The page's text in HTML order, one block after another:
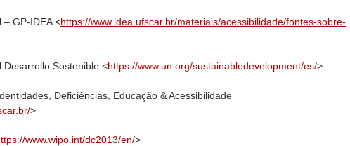
– GP-IDEA <https://www.idea.ufscar.br/materiais/acessibilidade/fontes-sobre-
Sostenible <https://www.un.org/sustainabledevelopment/es/>
Deficiências, Educação & Acessibilidade
>
www.wipo.int/dc2013/en/>